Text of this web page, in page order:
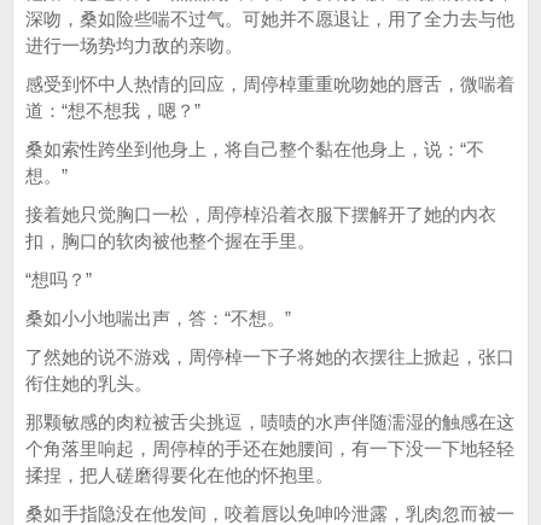
深吻，桑如险些喘不过气。可她并不愿退让，用了全力去与他
进行一场势均力敌的亲吻。
感受到怀中人热情的回应，周停棹重重吮吻她的唇舌，微喘着
道：“想不想我，嗯？”
桑如索性跨坐到他身上，将自己整个黏在他身上，说：“不
想。”
接着她只觉胸口一松，周停棹沿着衣服下摆解开了她的内衣
扣，胸口的软肉被他整个握在手里。
“想吗？”
桑如小小地喘出声，答：“不想。”
了然她的说不游戏，周停棹一下子将她的衣摆往上掀起，张口
衔住她的乳头。
那颗敏感的肉粒被舌尖挑逗，啧啧的水声伴随濡湿的触感在这
个角落里响起，周停棹的手还在她腰间，有一下没一下地轻轻
揉捏，把人磋磨得要化在他的怀抱里。
桑如手指隐没在他发间，咬着唇以免呻吟泄露，乳肉忽而被一